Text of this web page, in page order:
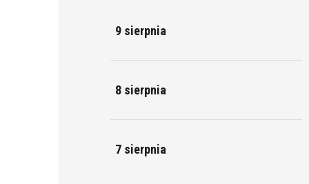
9 sierpnia
8 sierpnia
7 sierpnia